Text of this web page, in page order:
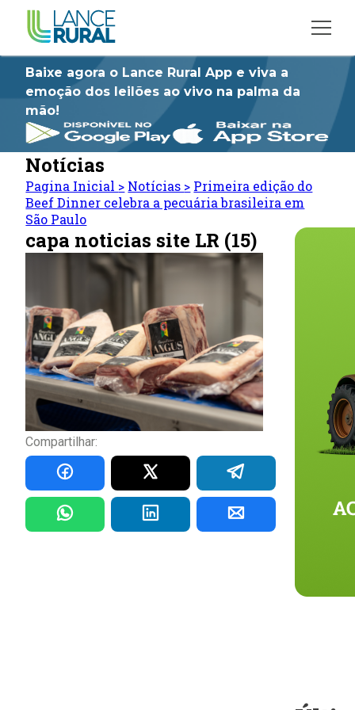
Baixe agora o Lance Rural App e viva a
emoção dos leilões ao vivo na palma da
mão!
Notícias
Pagina Inicial > Notícias > Primeira edição do
Beef Dinner celebra a pecuária brasileira em
São Paulo
capa noticias site LR (15)
Compartilhar: